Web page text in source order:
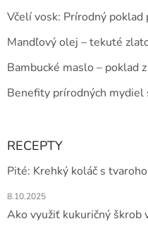
Včelí vosk: Prírodný
Mandľový olej – tekuté
Bambucké maslo – poklad
Benefity prírodných mydiel
RECEPTY
Pité: Krehký koláč s
8.10.2025
Ako využiť kukuričný škrob